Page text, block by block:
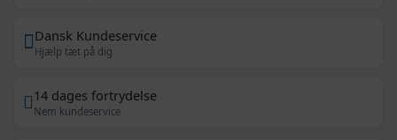
Dansk Kundeservice
Hjælp tæt på dig
14 dages fortrydelse
Nem kundeservice